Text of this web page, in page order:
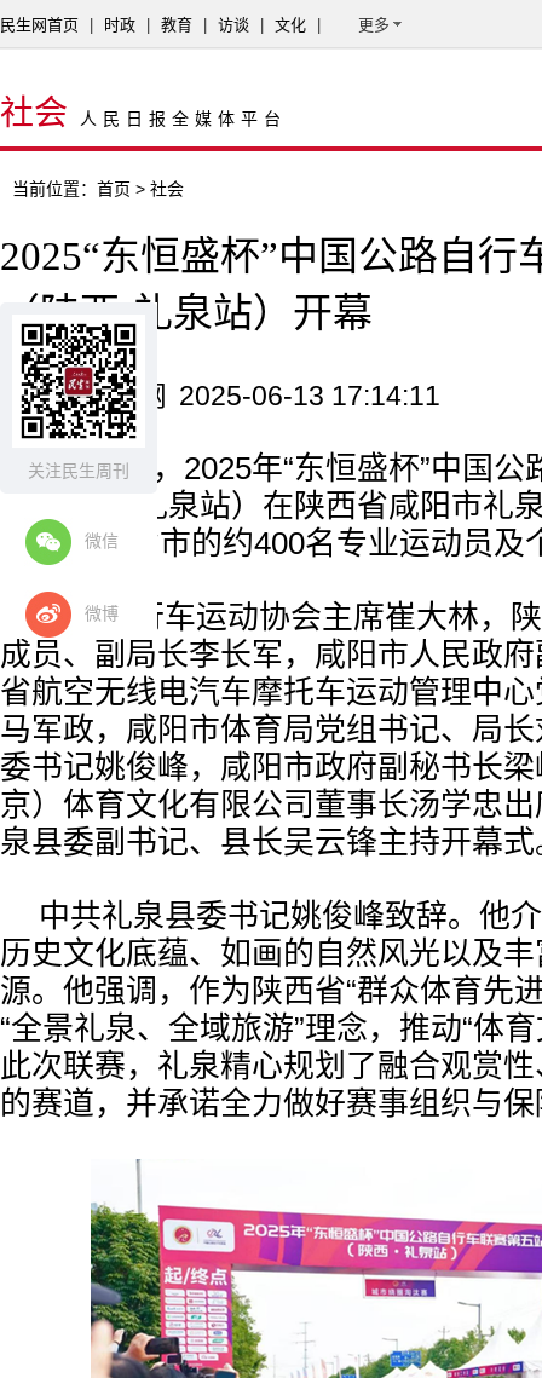
关注民生周刊
微信
微博
民生网首页 时政 教育 访谈 文化 更多
社会 人民日报全媒体平台
当前位置： 首页 > 社会
2025“东恒盛杯”中国公路自行
（陕西·礼泉站）开幕
来源：民生网 2025-06-13 17:14:11
6月13日，2025年“东恒盛杯”中国
站（陕西·礼泉站）在陕西省咸阳市礼
全国32个省市的约400名专业运动员及
中国自行车运动协会主席崔大林，
成员、副局长李长军，咸阳市人民政
省航空无线电汽车摩托车运动管理中
马军政，咸阳市体育局党组书记、局
委书记姚俊峰，咸阳市政府副秘书长
京）体育文化有限公司董事长汤学忠
泉县委副书记、县长吴云锋主持开幕式
中共礼泉县委书记姚俊峰致辞。他
历史文化底蕴、如画的自然风光以及
源。他强调，作为陕西省“群众体育先
“全景礼泉、全域旅游”理念，推动“体
此次联赛，礼泉精心规划了融合观赏
的赛道，并承诺全力做好赛事组织与